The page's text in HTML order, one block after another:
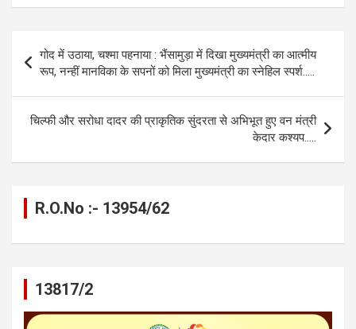
ce
b
o
o
k
se
g
er
at
A
p
p
e
gr
a
m
ail py
Li
n
k
ar
Post
navigation
गोद में उठाया, चश्मा पहनाया : भैंसामुड़ा में दिखा मुख्यमंत्री का आत्मीय
रूप, नन्हीं मानविका के सपनों को मिला मुख्यमंत्री का स्नेहिल स्पर्श…..
चिल्फी और सरोधा दादर की प्राकृतिक सुंदरता से अभिभूत हुए वन मंत्री
केदार कश्यप…..
R.O.No :- 13954/62
13817/2